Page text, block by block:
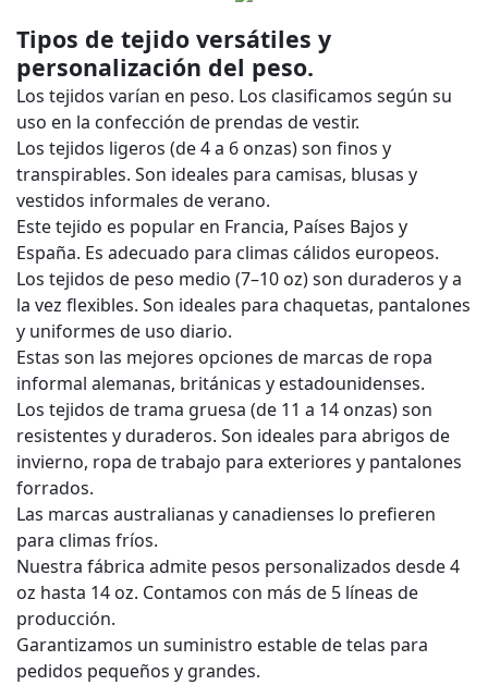
Tipos de tejido versátiles y
personalización del peso.
Los tejidos varían en peso. Los clasificamos según su
uso en la confección de prendas de vestir.
Los tejidos ligeros (de 4 a 6 onzas) son finos y
transpirables. Son ideales para camisas, blusas y
vestidos informales de verano.
Este tejido es popular en Francia, Países Bajos y
España. Es adecuado para climas cálidos europeos.
Los tejidos de peso medio (7–10 oz) son duraderos y a
la vez flexibles. Son ideales para chaquetas, pantalones
y uniformes de uso diario.
Estas son las mejores opciones de marcas de ropa
informal alemanas, británicas y estadounidenses.
Los tejidos de trama gruesa (de 11 a 14 onzas) son
resistentes y duraderos. Son ideales para abrigos de
invierno, ropa de trabajo para exteriores y pantalones
forrados.
Las marcas australianas y canadienses lo prefieren
para climas fríos.
Nuestra fábrica admite pesos personalizados desde 4
oz hasta 14 oz. Contamos con más de 5 líneas de
producción.
Garantizamos un suministro estable de telas para
pedidos pequeños y grandes.